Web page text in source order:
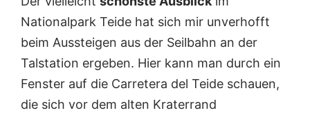
Nationalpark Teide hat sich mir unverhofft
beim Aussteigen aus der Seilbahn an der
Talstation ergeben. Hier kann man durch ein
Fenster auf die Carretera del Teide schauen,
die sich vor dem alten Kraterrand